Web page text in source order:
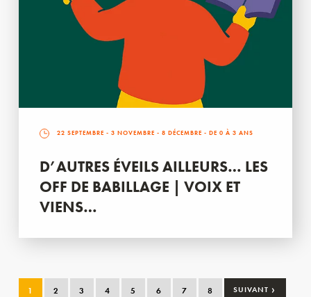
22 SEPTEMBRE - 3 NOVEMBRE - 8 DÉCEMBRE - DE 0 À 3 ANS
D’AUTRES ÉVEILS AILLEURS… LES
OFF DE BABILLAGE | VOIX ET
VIENS…
1 2 3 4 5 6 7 8 SUIVANT ›